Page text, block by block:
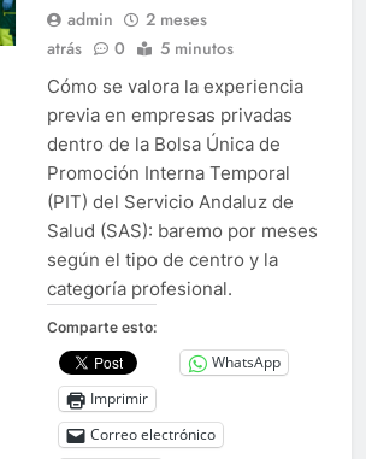
admin
2 meses
atrás
0 5 minutos
Cómo se valora la experiencia
previa en empresas privadas
dentro de la Bolsa Única de
Promoción Interna Temporal
(PIT) del Servicio Andaluz de
Salud (SAS): baremo por meses
según el tipo de centro y la
categoría profesional.
Comparte esto:
WhatsApp
Imprimir
Correo electrónico